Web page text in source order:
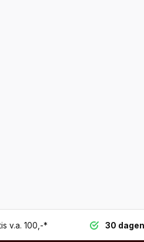
v.a. 100,-* 30 dagen